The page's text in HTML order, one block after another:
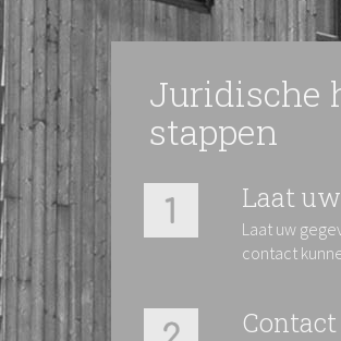
Juridische
stappen
Laat
Laat uw
contact